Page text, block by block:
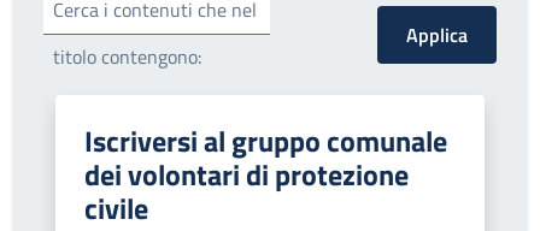
Cerca i contenuti che nel
titolo contengono:
Iscriversi al gruppo comunale
dei volontari di protezione
civile